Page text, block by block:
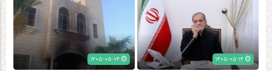
۱۴۰۵-۰۵-۱۴